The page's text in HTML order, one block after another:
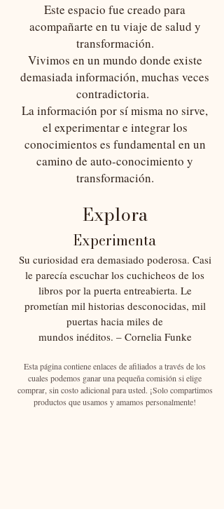
Este espacio fue creado para
acompañarte en tu viaje de salud y
transformación.
Vivimos en un mundo donde existe
demasiada información, muchas veces
contradictoria.
La información por sí misma no sirve,
el experimentar e integrar los
conocimientos es fundamental en un
camino de auto-conocimiento y
transformación.
Explora
Experimenta
Su curiosidad era demasiado poderosa. Casi
le parecía escuchar los cuchicheos de los
libros por la puerta entreabierta. Le
prometían mil historias desconocidas, mil
puertas hacia miles de
mundos inéditos. – Cornelia Funke
Esta página contiene enlaces de afiliados a través de los
cuales podemos ganar una pequeña comisión si elige
comprar, sin costo adicional para usted. ¡Solo compartimos
productos que usamos y amamos personalmente!